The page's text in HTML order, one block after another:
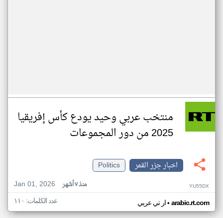
منتخب عربي وحيد يودع كأس إفريقيا
2025 من دور المجموعات
اخبار جزر القمر
Politics
Jan 01, 2026
منذ ٧ أشهر YU55DX
ار تي عربي• arabic.rt.com عدد الكلمات: ١١٠